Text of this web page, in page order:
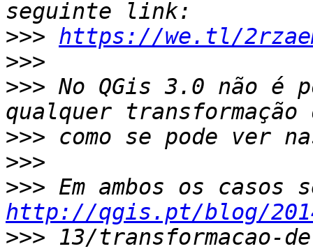
>>> https://we.tl/
>>>
>>> No QGis 3.0 não é
>>>
>>>
>>>
http://qgis.pt/blog/
>>> 13/transformacao-